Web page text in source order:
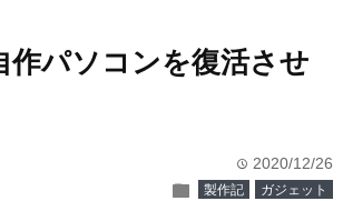
作パソコンを復活させ
time 2020/12/26
folder 製作記 ガジェット